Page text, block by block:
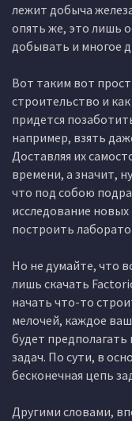
лежит добыча
опять же, это лишь
добывать и многое
Вот таким вот
строительство и
придется
например, взять
Доставляя их
времени, а значит,
что под собою
исследование
построить
Но не думайте, что
лишь скачать
начать что-то
мелочей, каждое
будет
задач. По сути, в
бесконечная цепь
Другими словами,